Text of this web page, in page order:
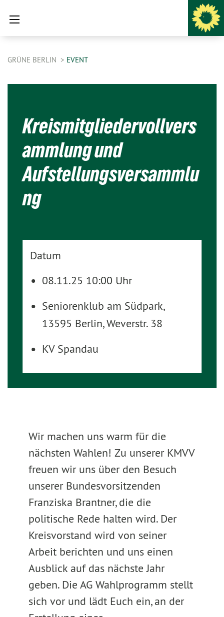
GRÜNE BERLIN EVENT
Kreismitgliedervollvers
ammlung und
Aufstellungsversammlu
ng
Datum
08.11.25 10:00 Uhr
Seniorenklub am Südpark,
13595 Berlin, Weverstr. 38
KV Spandau
Wir machen uns warm für die
nächsten Wahlen! Zu unserer KMVV
freuen wir uns über den Besuch
unserer Bundesvorsitzenden
Franziska Brantner, die die
politische Rede halten wird. Der
Kreisvorstand wird von seiner
Arbeit berichten und uns einen
Ausblick auf das nächste Jahr
geben. Die AG Wahlprogramm stellt
sich vor und lädt Euch ein, an der